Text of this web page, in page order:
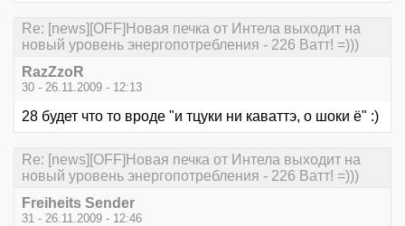
Re: [news][OFF]Новая печка от Интела выходит на
новый уровень энергопотребления - 226 Ватт! =)))
RazZzoR
30 - 26.11.2009 - 12:13
28 будет что то вроде "и тцуки ни каваттэ, о шоки ё" :)
Re: [news][OFF]Новая печка от Интела выходит на
новый уровень энергопотребления - 226 Ватт! =)))
Freiheits Sender
31 - 26.11.2009 - 12:46